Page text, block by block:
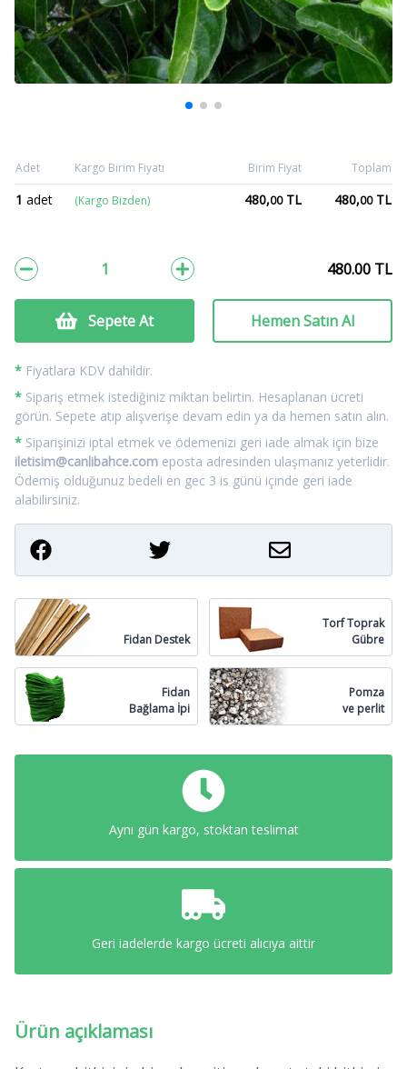
Adet Kargo Birim Fiyatı Birim Fiyat Toplam
1 adet (Kargo Bizden) 480,00TL 480,00TL
480.00 TL
Sepete At Hemen Satın Al
* Fiyatlara KDV dahildir.
* Sipariş etmek istediğiniz miktarı belirtin. Hesaplanan ücreti
görün. Sepete atıp alışverişe devam edin ya da hemen satın alın.
* Siparişinizi iptal etmek ve ödemenizi geri iade almak için bize
iletisim@canlibahce.com eposta adresinden ulaşmanız yeterlidir.
Ödemiş olduğunuz bedeli en gec 3 is günü içinde geri iade
alabilirsiniz.
Fidan Destek
Torf Toprak
Gübre
Fidan
Bağlama İpi
Pomza
ve perlit
Aynı gün kargo, stoktan teslimat
Geri iadelerde kargo ücreti alıcıya aittir
Ürün açıklaması